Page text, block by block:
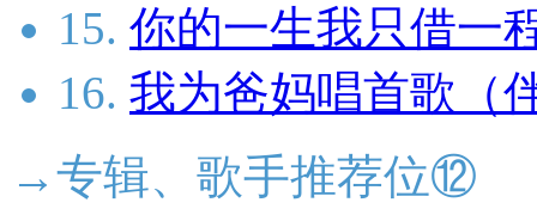
15. 你的一生我只借一
16. 我为爸妈唱首歌（
→专辑、歌手推荐位⑫